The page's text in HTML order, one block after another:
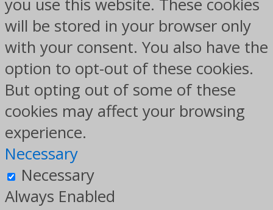
you use this website. These cookies
will be stored in your browser only
with your consent. You also have the
option to opt-out of these cookies.
But opting out of some of these
cookies may affect your browsing
experience.
Necessary
Necessary
Always Enabled